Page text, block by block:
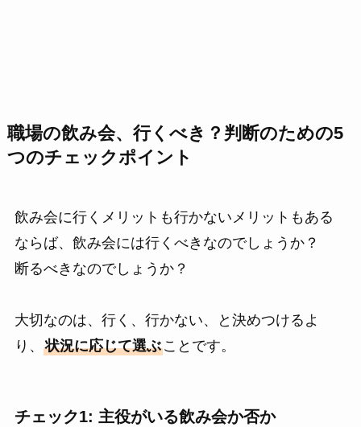
職場の飲み会、行くべき？判断のための5
つのチェックポイント
飲み会に行くメリットも行かないメリットもある
ならば、飲み会には行くべきなのでしょうか？
断るべきなのでしょうか？
大切なのは、行く、行かない、と決めつけるよ
り、 状況に応じて選ぶことです。
チェック1: 主役がいる飲み会か否か